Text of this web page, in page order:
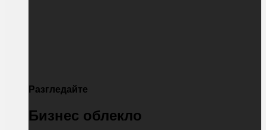
Разгледайте
Бизнес облекло